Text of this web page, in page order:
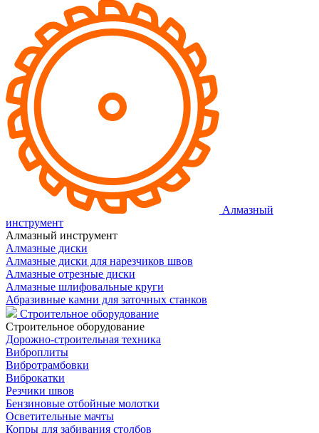
Алмазный
инструмент
Алмазный инструмент
Алмазные диски
Алмазные диски для нарезчиков швов
Алмазные отрезные диски
Алмазные шлифовальные круги
Абразивные камни для заточных станков
Строительное оборудование
Строительное оборудование
Дорожно-строительная техника
Виброплиты
Вибротрамбовки
Виброкатки
Резчики швов
Бензиновые отбойные молотки
Осветительные мачты
Копры для забивания столбов